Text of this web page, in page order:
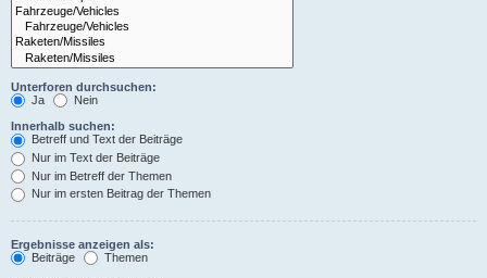
Unterforen durchsuchen:
Ja
Nein
Innerhalb suchen:
Betreff und Text der Beiträge
Nur im Text der Beiträge
Nur im Betreff der Themen
Nur im ersten Beitrag der Themen
Ergebnisse anzeigen als:
Beiträge
Themen